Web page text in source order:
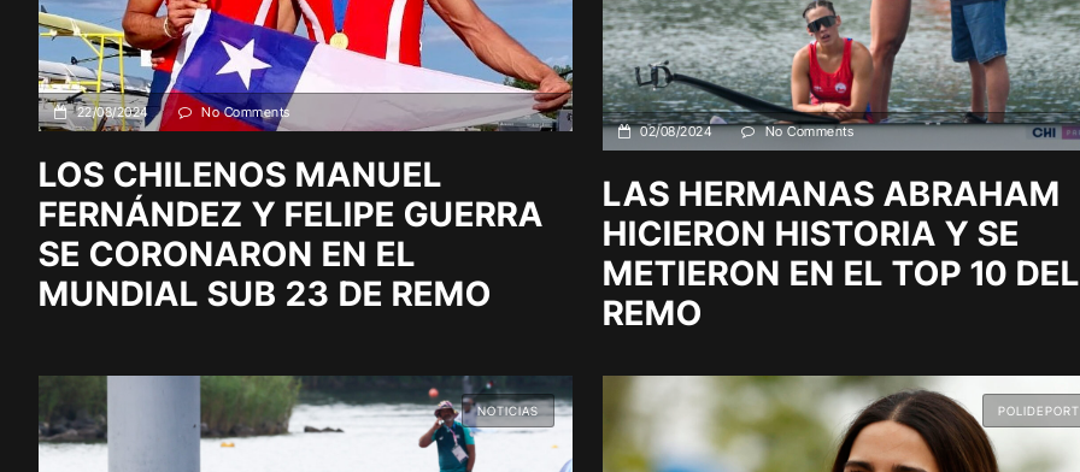
22/08/2024 No Comments
LOS CHILENOS MANUEL
FERNÁNDEZ Y FELIPE GUERRA
SE CORONARON EN EL
MUNDIAL SUB 23 DE REMO
02/08/2024 No Comments
LAS HERMANAS ABRAHAM
HICIERON HISTORIA Y SE
METIERON EN EL TOP 10 DEL
REMO
NOTICIAS